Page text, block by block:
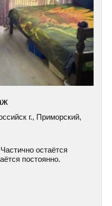
г., Приморский,
остаётся
постоянно.